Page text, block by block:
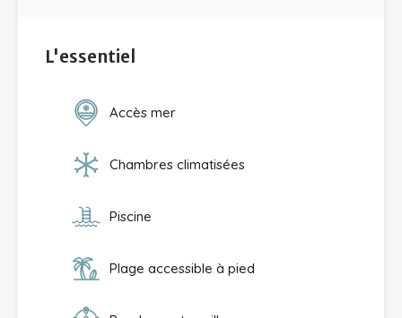
Une cuisine équipée avec cellier, un salon TV
l’élément central de la villa, vous offrant un lieu de
carbet extérieur pour déjeuner.
Le deuxième module est un petit studio
indépendant avec une chambre climatisée, une
petite terrasse avec table à manger donnant sur
L'essentiel
Accès mer
Chambres climatisées
Piscine
Plage accessible à pied